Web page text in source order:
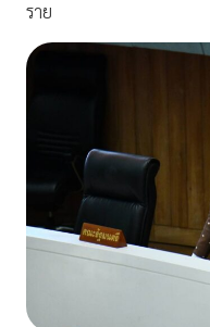
ราย